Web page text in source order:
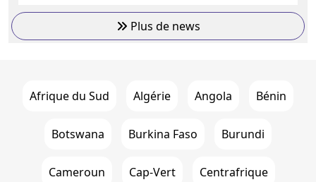
Plus de news
Afrique du Sud Algérie Angola Bénin
Botswana Burkina Faso Burundi
Cameroun Cap-Vert Centrafrique